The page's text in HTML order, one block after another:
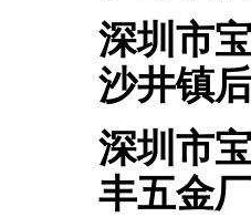
深圳
沙井镇
深圳市
丰五金